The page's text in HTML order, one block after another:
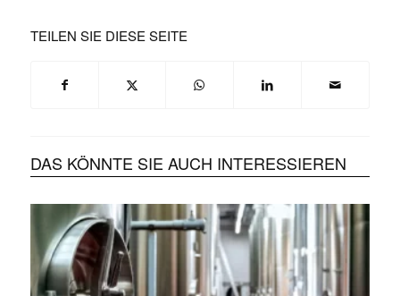
TEILEN SIE DIESE SEITE
DAS KÖNNTE SIE AUCH INTERESSIEREN